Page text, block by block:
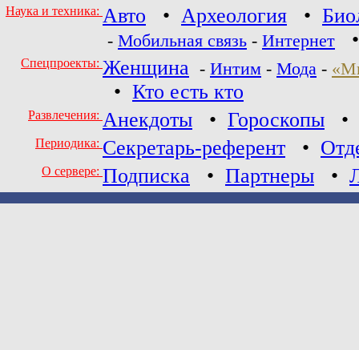
Наука и техника: Авто • Археология •
- Мобильная связь - Интернет
Спецпроекты: Женщина - Интим - Мода -
• Кто есть кто
Развлечения: Анекдоты • Гороскопы •
Периодика: Секретарь-референт •
О сервере: Подписка • Партнеры •